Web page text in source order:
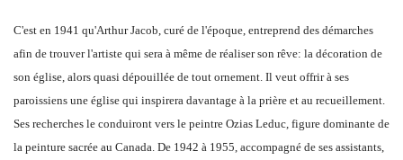
C'est en 1941 qu'Arthur Jacob, curé de l'époque, entreprend des démarches
afin de trouver l'artiste qui sera à même de réaliser son rêve: la décoration de
son église, alors quasi dépouillée de tout ornement. Il veut offrir à ses
paroissiens une église qui inspirera davantage à la prière et au recueillement.
Ses recherches le conduiront vers le peintre Ozias Leduc, figure dominante de
la peinture sacrée au Canada. De 1942 à 1955, accompagné de ses assistants,